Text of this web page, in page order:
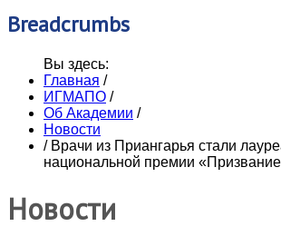
Breadcrumbs
Вы здесь:
Главная /
ИГМАПО /
Об Академии /
Новости
/ Врачи из Приангарья стали
национальной премии
Новости